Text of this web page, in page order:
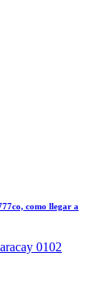
como llegar a
0102